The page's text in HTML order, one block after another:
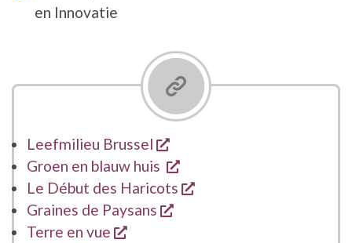
en Innovatie
Leefmilieu Brussel
opent een nieuw venster
Groen en blauw huis
opent een nieuw venster
Le Début des Haricots
opent een nieuw
Graines de Paysans
opent een nieuw venster
Terre en vue
opent een nieuw venster